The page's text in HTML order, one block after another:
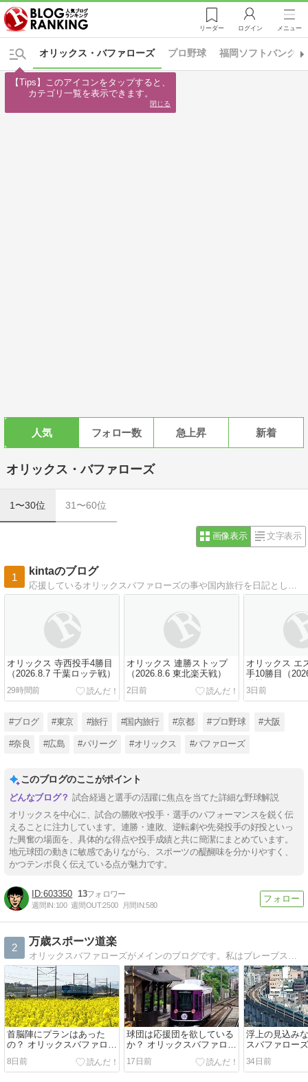
リーダー ログイン メニュー
プロ野球 福岡ソフトバンク
オリックス・バファローズ
人気 フォロー数 急上昇 新着
オリックス・バファローズ
1〜30位 31〜60位
画像表示 文字表示
1
kintaのブログ
オリックス 寺西投手4勝目
（2026.8.7 千葉ロッテ戦）
29時間前
オリックス 連勝ストップ
（2026.8.6 東北楽天戦）
2日前
オリックス エ
手10勝目（
天戦）
3日前
#ブログ #東京 #旅行 #国内旅行 #京都 #プロ野球 #大阪
#奈良 #広島 #パリーグ #オリックス #バファローズ
このブログのここがポイント
試合経過と選手の活躍に焦点を当てた詳細な野球解説
オリックスを中心に、試合の勝敗や投手・選手のパフォーマンスを鋭く伝
えることに注力しています。連勝・連敗、逆転劇や先発投手の好投といっ
た興奮の場面を、具体的な得点や投手成績と共に簡潔にまとめています。
地元球団の動きに敏感でありながら、スポーツの醍醐味を分かりやすく、
かつテンポ良く伝えている点が魅力です。
603350 13
週間IN:100 週間OUT:2500 月間IN:580
2
万歳スポーツ道楽
オリックスバファローズがメインのブログです。私はブレーブス時代から球場観戦しているアマ・フォトグラファーです。鉄道写真も載せてます。
首脳陣にプランはあった
の？ オリックスバファロー
ズ2026
8日前
球団は応援団を欲している
か？ オリックスバファロー
ズ2026
17日前
浮上の見込み
スバファロー
34日前
【Tips】このアイコンをタップすると、
カテゴリ一覧を表示できます。
閉じる